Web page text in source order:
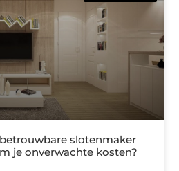
slotenmaker
je onverwachte kosten?